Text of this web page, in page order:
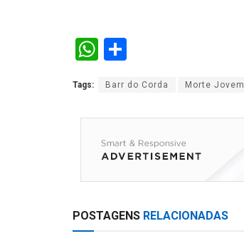
W
at
s
A
p
p
ar
e
Tags: Barr do Corda Morte Jovem
POSTAGENS RELACIONADAS